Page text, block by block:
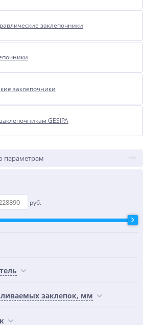
заклепочники
заклепочники
GESIPA
параметрам
руб.
заклепок, мм